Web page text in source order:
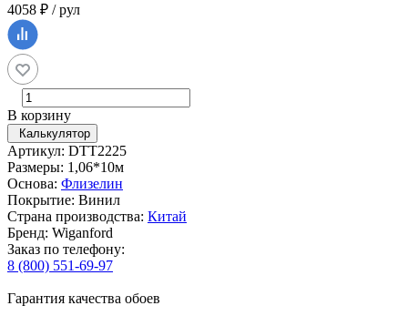
4058 ₽ / рул
В корзину
Калькулятор
Артикул: DTT2225
Размеры: 1,06*10м
Основа: Флизелин
Покрытие: Винил
Страна производства: Китай
Бренд: Wiganford
Заказ по телефону:
8 (800) 551-69-97
Гарантия качества обоев